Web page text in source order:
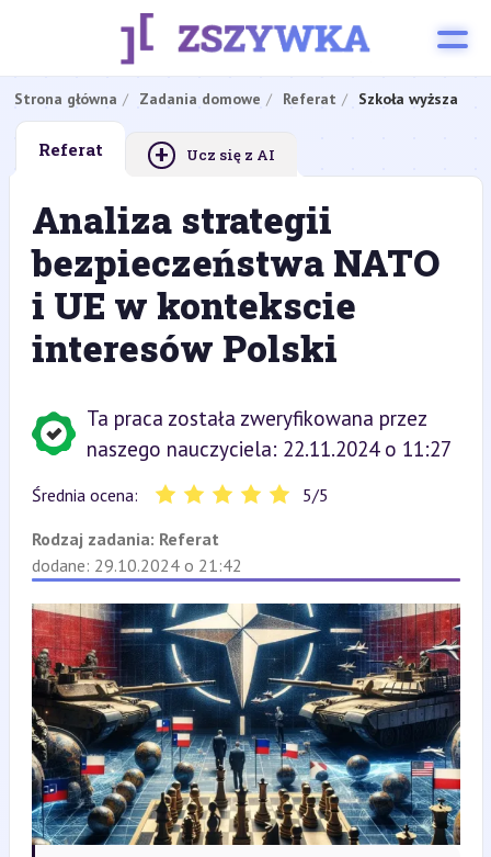
Strona główna Zadania domowe Referat Szkoła wyższa
Referat + Ucz się z AI
Analiza strategii
bezpieczeństwa NATO
i UE w kontekscie
interesów Polski
Ta praca została zweryfikowana przez
naszego nauczyciela: 22.11.2024 o 11:27
Średnia ocena: 5/5
Rodzaj zadania: Referat
dodane: 29.10.2024 o 21:42